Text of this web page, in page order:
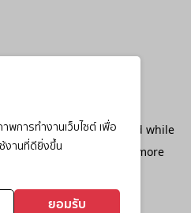
พการทำงานเว็บไซต์ เพื่อ
งานที่ดียิ่งขึ้น
ยอมรับ
exception has occurred while
the browser console
for more